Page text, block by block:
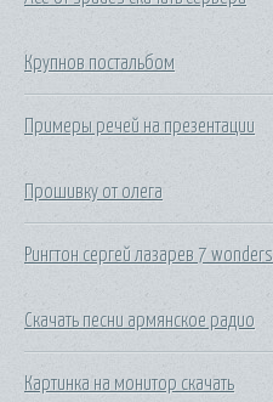
Крупнов постальбом
Примеры речей на презентации
Прошивку от олега
Рингтон сергей лазарев 7 wonders
Скачать песни армянское радио
Картинка на монитор скачать